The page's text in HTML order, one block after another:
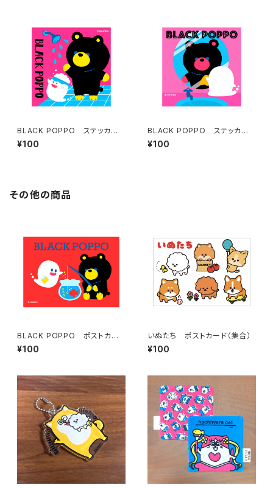
BLACK POPPO ステッカー
（濃ピンク）
¥100
BLACK POPPO ステッカー
（ピンク）
¥100
その他の商品
BLACK POPPO ポストカー
ド（あか）
¥100
いぬたち ポストカード（集合）
¥100